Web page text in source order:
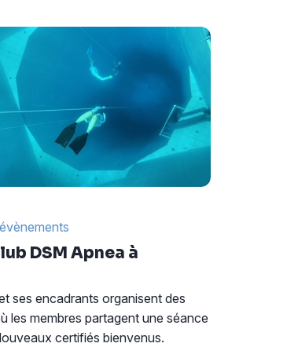
DSM Apnea à
ses encadrants organisent des
les membres partagent une séance
certifiés bienvenus.